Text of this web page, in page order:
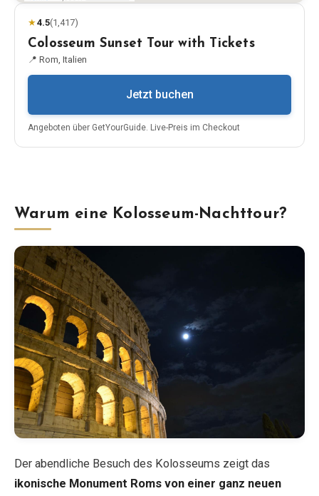
★4.5(1,417)
Colosseum Sunset Tour with Tickets
📍 Rom, Italien
Jetzt buchen
Angeboten über GetYourGuide. Live-Preis im Checkout
Warum eine Kolosseum-Nachttour?
Der abendliche Besuch des Kolosseums zeigt das
ikonische Monument Roms von einer ganz neuen